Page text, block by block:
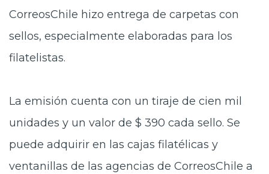
CorreosChile hizo entrega de carpetas con
sellos, especialmente elaboradas para los
filatelistas.
La emisión cuenta con un tiraje de cien mil
unidades y un valor de $ 390 cada sello. Se
puede adquirir en las cajas filatélicas y
ventanillas de las agencias de CorreosChile a